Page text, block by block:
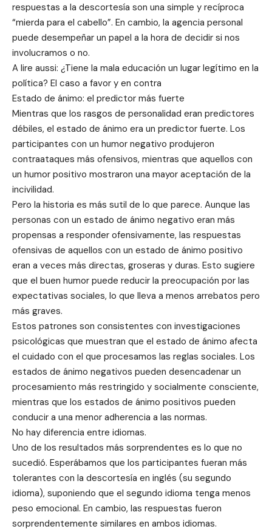
respuestas a la descortesía son una simple y recíproca
“mierda para el cabello”. En cambio, la agencia personal
puede desempeñar un papel a la hora de decidir si nos
involucramos o no.
A lire aussi: ¿Tiene la mala educación un lugar legítimo en la
política? El caso a favor y en contra
Estado de ánimo: el predictor más fuerte
Mientras que los rasgos de personalidad eran predictores
débiles, el estado de ánimo era un predictor fuerte. Los
participantes con un humor negativo produjeron
contraataques más ofensivos, mientras que aquellos con
un humor positivo mostraron una mayor aceptación de la
incivilidad.
Pero la historia es más sutil de lo que parece. Aunque las
personas con un estado de ánimo negativo eran más
propensas a responder ofensivamente, las respuestas
ofensivas de aquellos con un estado de ánimo positivo
eran a veces más directas, groseras y duras. Esto sugiere
que el buen humor puede reducir la preocupación por las
expectativas sociales, lo que lleva a menos arrebatos pero
más graves.
Estos patrones son consistentes con investigaciones
psicológicas que muestran que el estado de ánimo afecta
el cuidado con el que procesamos las reglas sociales. Los
estados de ánimo negativos pueden desencadenar un
procesamiento más restringido y socialmente consciente,
mientras que los estados de ánimo positivos pueden
conducir a una menor adherencia a las normas.
No hay diferencia entre idiomas.
Uno de los resultados más sorprendentes es lo que no
sucedió. Esperábamos que los participantes fueran más
tolerantes con la descortesía en inglés (su segundo
idioma), suponiendo que el segundo idioma tenga menos
peso emocional. En cambio, las respuestas fueron
sorprendentemente similares en ambos idiomas.